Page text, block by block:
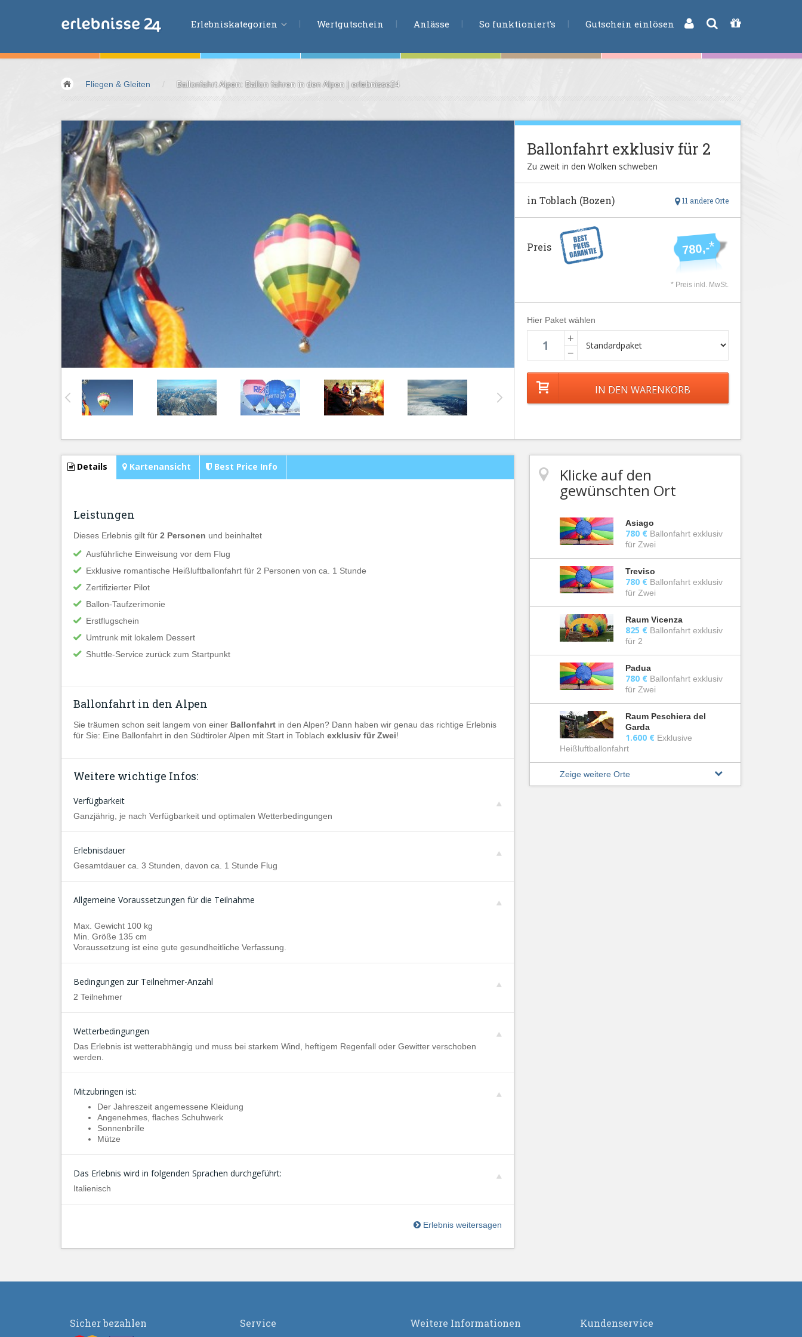
Erlebniskategorien
Fliegen & Gleiten
Phantasie
Family
Übernachtungen
Wertgutschein Anlässe So funktioniert's Gutschein einlösen
Fliegen & Gleiten / Ballonfahrt Alpen: Ballon fahren in den Alpen | erlebnisse24
Ballonfahrt exklusiv für 2
Zu zweit in den Wolken schweben
11 andere Orte
in Toblach (Bozen)
780,-*
Preis
* Preis inkl. MwSt.
Hier Paket wählen
+
−
Details Kartenansicht Best Price Info
Leistungen
Dieses Erlebnis gilt für 2 Personen und beinhaltet
Ausführliche Einweisung vor dem Flug
Exklusive romantische Heißluftballonfahrt für 2 Personen von ca. 1 Stunde
Zertifizierter Pilot
Ballon-Taufzerimonie
Erstflugschein
Umtrunk mit lokalem Dessert
Shuttle-Service zurück zum Startpunkt
Ballonfahrt in den Alpen
Sie träumen schon seit langem von einer Ballonfahrt in den Alpen? Dann haben wir genau das richtige Erlebnis
für Sie: Eine Ballonfahrt in den Südtiroler Alpen mit Start in Toblach exklusiv für Zwei!
Weitere wichtige Infos:
Verfügbarkeit
Ganzjährig, je nach Verfügbarkeit und optimalen Wetterbedingungen
Erlebnisdauer
Gesamtdauer ca. 3 Stunden, davon ca. 1 Stunde Flug
Allgemeine Voraussetzungen für die Teilnahme
Max. Gewicht 100 kg
Min. Größe 135 cm
Voraussetzung ist eine gute gesundheitliche Verfassung.
Bedingungen zur Teilnehmer-Anzahl
2 Teilnehmer
Wetterbedingungen
Das Erlebnis ist wetterabhängig und muss bei starkem Wind, heftigem Regenfall oder Gewitter verschoben
werden.
Mitzubringen ist:
Der Jahreszeit angemessene Kleidung
Angenehmes, flaches Schuhwerk
Sonnenbrille
Mütze
Das Erlebnis wird in folgenden Sprachen durchgeführt:
Italienisch
Erlebnis weitersagen
Klicke auf den
gewünschten Ort
Asiago
780 € Ballonfahrt exklusiv
für Zwei
Treviso
780 € Ballonfahrt exklusiv
für Zwei
Raum Vicenza
825 € Ballonfahrt exklusiv
für 2
Padua
780 € Ballonfahrt exklusiv
für Zwei
Raum Peschiera del
Garda
1.600 € Exklusive
Heißluftballonfahrt
Zeige weitere Orte
Sicher bezahlen Service Weitere Informationen Kundenservice